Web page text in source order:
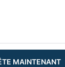
MAINTENANT